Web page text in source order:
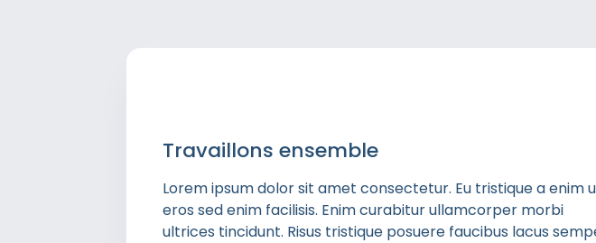
Travaillons ensemble
Lorem ipsum dolor sit amet consectetur. Eu tristique a enim
eros sed enim facilisis. Enim curabitur ullamcorper morbi
ultrices tincidunt. Risus tristique posuere faucibus lacus